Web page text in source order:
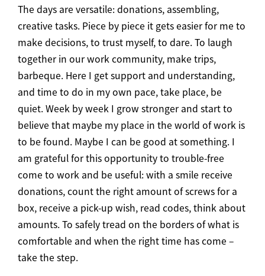
The days are versatile: donations, assembling,
creative tasks. Piece by piece it gets easier for me to
make decisions, to trust myself, to dare. To laugh
together in our work community, make trips,
barbeque. Here I get support and understanding,
and time to do in my own pace, take place, be
quiet. Week by week I grow stronger and start to
believe that maybe my place in the world of work is
to be found. Maybe I can be good at something. I
am grateful for this opportunity to trouble-free
come to work and be useful: with a smile receive
donations, count the right amount of screws for a
box, receive a pick-up wish, read codes, think about
amounts. To safely tread on the borders of what is
comfortable and when the right time has come –
take the step.